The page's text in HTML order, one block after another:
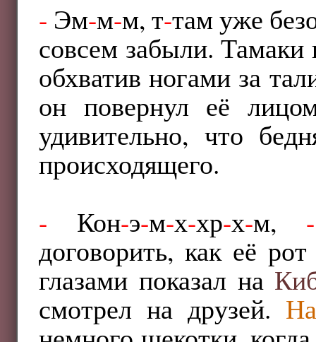
- Эм-м-м, т-там уже
совсем забыли.
обхватив ногами за
он повернул её
удивительно, что
происходящего.
- Кон-э-м-х-хр-х-м, -
договорить, как её
глазами показал на
смотрел на друзей.